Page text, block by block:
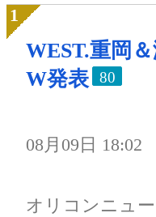
WEST.重岡
W発表
80
08月09日 18:02
オリコンニュ